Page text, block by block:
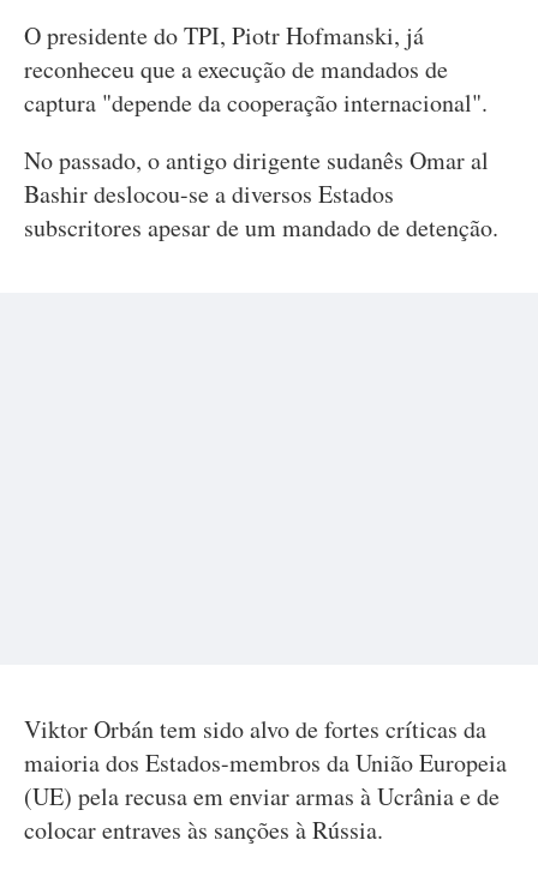
O presidente do TPI, Piotr Hofmanski, já
reconheceu que a execução de mandados de
captura "depende da cooperação internacional".
No passado, o antigo dirigente sudanês Omar al
Bashir deslocou-se a diversos Estados
subscritores apesar de um mandado de detenção.
Viktor Orbán tem sido alvo de fortes críticas da
maioria dos Estados-membros da União Europeia
(UE) pela recusa em enviar armas à Ucrânia e de
colocar entraves às sanções à Rússia.